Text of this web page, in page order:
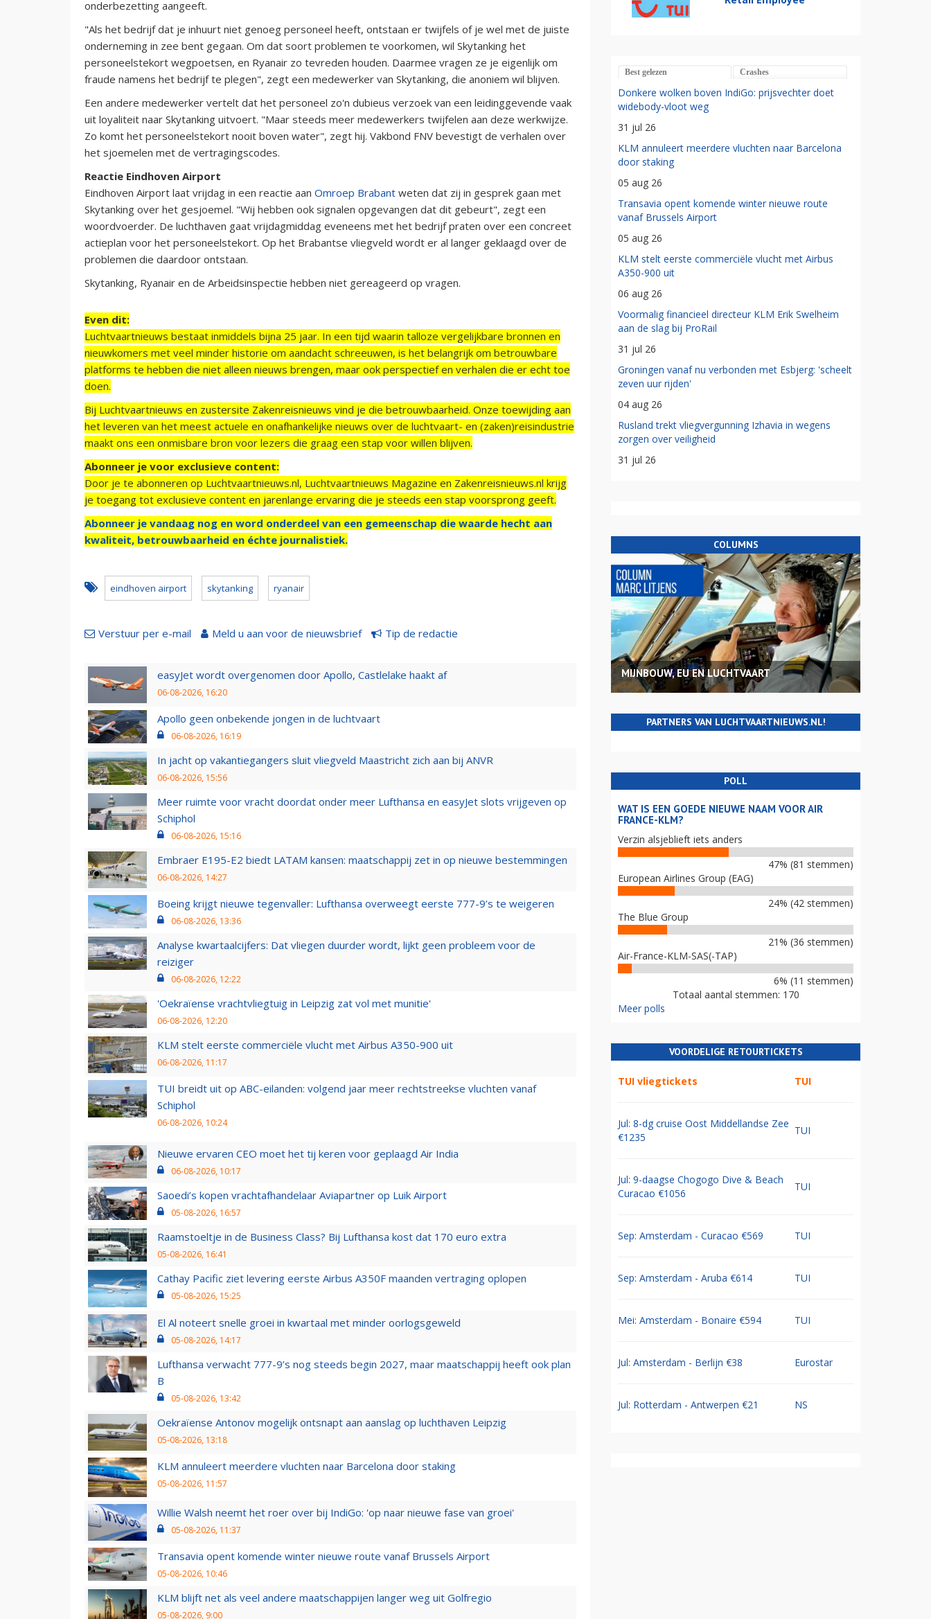
onderbezetting aangeeft.
"Als het bedrijf dat je inhuurt niet genoeg personeel heeft, ontstaan er twijfels of je wel met de juiste
onderneming in zee bent gegaan. Om dat soort problemen te voorkomen, wil Skytanking het
personeelstekort wegpoetsen, en Ryanair zo tevreden houden. Daarmee vragen ze je eigenlijk om
fraude namens het bedrijf te plegen", zegt een medewerker van Skytanking, die anoniem wil blijven.
Een andere medewerker vertelt dat het personeel zo'n dubieus verzoek van een leidinggevende vaak
uit loyaliteit naar Skytanking uitvoert. "Maar steeds meer medewerkers twijfelen aan deze werkwijze.
Zo komt het personeelstekort nooit boven water", zegt hij. Vakbond FNV bevestigt de verhalen over
het sjoemelen met de vertragingscodes.
Reactie Eindhoven Airport
Eindhoven Airport laat vrijdag in een reactie aan Omroep Brabant weten dat zij in gesprek gaan met
Skytanking over het gesjoemel. "Wij hebben ook signalen opgevangen dat dit gebeurt", zegt een
woordvoerder. De luchthaven gaat vrijdagmiddag eveneens met het bedrijf praten over een concreet
actieplan voor het personeelstekort. Op het Brabantse vliegveld wordt er al langer geklaagd over de
problemen die daardoor ontstaan.
Skytanking, Ryanair en de Arbeidsinspectie hebben niet gereageerd op vragen.
Even dit:
Luchtvaartnieuws bestaat inmiddels bijna 25 jaar. In een tijd waarin talloze vergelijkbare bronnen en
nieuwkomers met veel minder historie om aandacht schreeuwen, is het belangrijk om betrouwbare
platforms te hebben die niet alleen nieuws brengen, maar ook perspectief en verhalen die er echt toe
doen.
Bij Luchtvaartnieuws en zustersite Zakenreisnieuws vind je die betrouwbaarheid. Onze toewijding aan
het leveren van het meest actuele en onafhankelijke nieuws over de luchtvaart- en (zaken)reisindustrie
maakt ons een onmisbare bron voor lezers die graag een stap voor willen blijven.
Abonneer je voor exclusieve content:
Door je te abonneren op Luchtvaartnieuws.nl, Luchtvaartnieuws Magazine en Zakenreisnieuws.nl krijg
je toegang tot exclusieve content en jarenlange ervaring die je steeds een stap voorsprong geeft.
Abonneer je vandaag nog en word onderdeel van een gemeenschap die waarde hecht aan
kwaliteit, betrouwbaarheid en échte journalistiek.
eindhoven airport skytanking ryanair
Verstuur per e-mail Meld u aan voor de nieuwsbrief Tip de redactie
easyJet wordt overgenomen door Apollo, Castlelake haakt af
06-08-2026, 16:20
Apollo geen onbekende jongen in de luchtvaart
06-08-2026, 16:19
In jacht op vakantiegangers sluit vliegveld Maastricht zich aan bij ANVR
06-08-2026, 15:56
Meer ruimte voor vracht doordat onder meer Lufthansa en easyJet slots vrijgeven op
Schiphol
06-08-2026, 15:16
Embraer E195-E2 biedt LATAM kansen: maatschappij zet in op nieuwe bestemmingen
06-08-2026, 14:27
Boeing krijgt nieuwe tegenvaller: Lufthansa overweegt eerste 777-9’s te weigeren
06-08-2026, 13:36
Analyse kwartaalcijfers: Dat vliegen duurder wordt, lijkt geen probleem voor de
reiziger
06-08-2026, 12:22
'Oekraïense vrachtvliegtuig in Leipzig zat vol met munitie'
06-08-2026, 12:20
KLM stelt eerste commerciële vlucht met Airbus A350-900 uit
06-08-2026, 11:17
TUI breidt uit op ABC-eilanden: volgend jaar meer rechtstreekse vluchten vanaf
Schiphol
06-08-2026, 10:24
Nieuwe ervaren CEO moet het tij keren voor geplaagd Air India
06-08-2026, 10:17
Saoedi’s kopen vrachtafhandelaar Aviapartner op Luik Airport
05-08-2026, 16:57
Raamstoeltje in de Business Class? Bij Lufthansa kost dat 170 euro extra
05-08-2026, 16:41
Cathay Pacific ziet levering eerste Airbus A350F maanden vertraging oplopen
05-08-2026, 15:25
El Al noteert snelle groei in kwartaal met minder oorlogsgeweld
05-08-2026, 14:17
Lufthansa verwacht 777-9’s nog steeds begin 2027, maar maatschappij heeft ook plan
B
05-08-2026, 13:42
Oekraïense Antonov mogelijk ontsnapt aan aanslag op luchthaven Leipzig
05-08-2026, 13:18
KLM annuleert meerdere vluchten naar Barcelona door staking
05-08-2026, 11:57
Willie Walsh neemt het roer over bij IndiGo: 'op naar nieuwe fase van groei'
05-08-2026, 11:37
Transavia opent komende winter nieuwe route vanaf Brussels Airport
05-08-2026, 10:46
KLM blijft net als veel andere maatschappijen langer weg uit Golfregio
05-08-2026, 9:00
Best gelezen Crashes
Donkere wolken boven IndiGo: prijsvechter doet
widebody-vloot weg
31 jul 26
KLM annuleert meerdere vluchten naar Barcelona
door staking
05 aug 26
Transavia opent komende winter nieuwe route
vanaf Brussels Airport
05 aug 26
KLM stelt eerste commerciële vlucht met Airbus
A350-900 uit
06 aug 26
Voormalig financieel directeur KLM Erik Swelheim
aan de slag bij ProRail
31 jul 26
Groningen vanaf nu verbonden met Esbjerg: 'scheelt
zeven uur rijden'
04 aug 26
Rusland trekt vliegvergunning Izhavia in wegens
zorgen over veiligheid
31 jul 26
COLUMNS
MIJNBOUW, EU EN LUCHTVAART
PARTNERS VAN LUCHTVAARTNIEUWS.NL!
POLL
WAT IS EEN GOEDE NIEUWE NAAM VOOR AIR
FRANCE-KLM?
Verzin alsjeblieft iets anders
47% (81 stemmen)
European Airlines Group (EAG)
24% (42 stemmen)
The Blue Group
21% (36 stemmen)
Air-France-KLM-SAS(-TAP)
6% (11 stemmen)
Totaal aantal stemmen: 170
Meer polls
VOORDELIGE RETOURTICKETS
TUI vliegtickets TUI
Jul: 8-dg cruise Oost Middellandse Zee
€1235
TUI
Jul: 9-daagse Chogogo Dive & Beach
Curacao €1056
TUI
Sep: Amsterdam - Curacao €569 TUI
Sep: Amsterdam - Aruba €614 TUI
Mei: Amsterdam - Bonaire €594 TUI
Jul: Amsterdam - Berlijn €38 Eurostar
Jul: Rotterdam - Antwerpen €21 NS